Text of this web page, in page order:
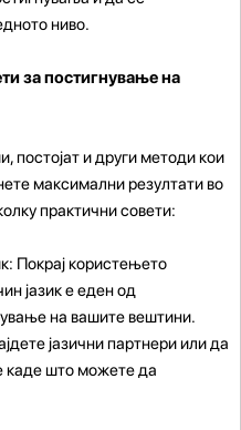
ниво.
за постигнување на
постојат и други методи кои
максимални резултати во
практични совети:
Покрај користењето
јазик е еден од
на вашите вештини.
јазични партнери или да
каде што можете да